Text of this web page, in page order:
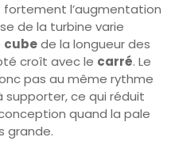
fortement l’augmentation
de la turbine varie
cubede la longueur des
croît avec le carré. Le
pas au même rythme
ce qui réduit
quand la pale
grande.